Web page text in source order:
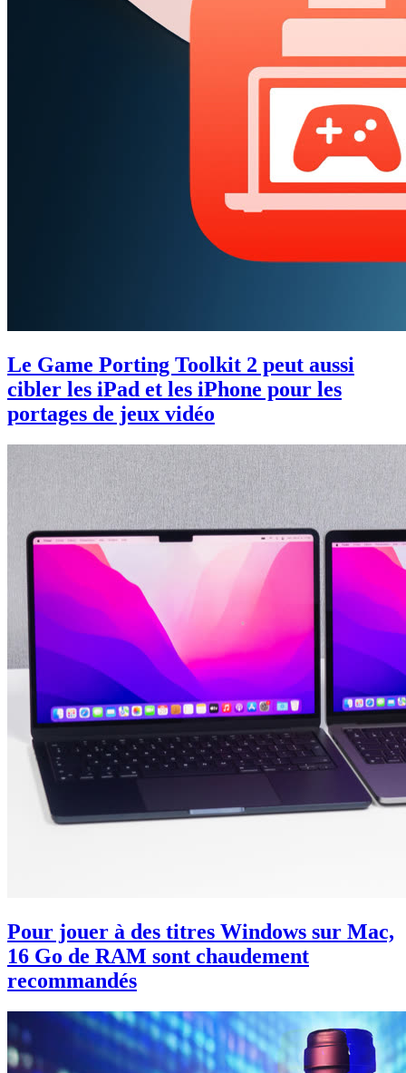
Le Game Porting Toolkit 2 peut aussi
cibler les iPad et les iPhone pour les
portages de jeux vidéo
Pour jouer à des titres Windows sur Mac,
16 Go de RAM sont chaudement
recommandés